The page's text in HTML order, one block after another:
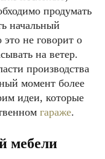
продумать
начальный
не говорит о
на ветер.
производства
момент более
идеи, которые
гараже.
мебели